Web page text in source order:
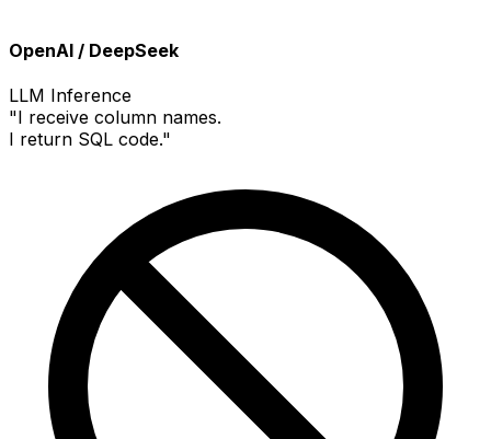
OpenAI / DeepSeek
LLM Inference
"I receive column names.
I return SQL code."